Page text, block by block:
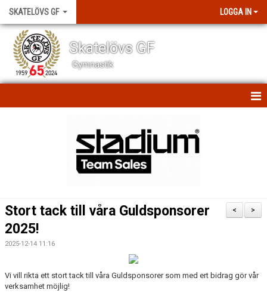
SKATELÖVS GF LOGGA IN
Skatelövs GF
Gymnastik
KONTAKT
BILDGALLERI
STYRELSE
>
<
Stort tack till våra Guldsponsorer
2025!
2025-12-14 11:16
Vi vill rikta ett stort tack till våra Guldsponsorer som med ert bidrag gör vår
verksamhet möjlig!